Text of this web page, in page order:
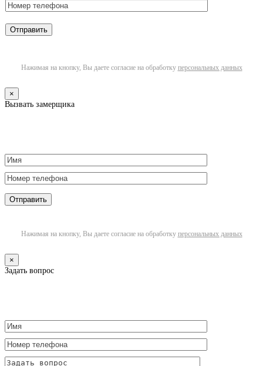
Нажимая на кнопку, Вы даете согласие на обработку персональных данных
×
Вызвать замерщика
Нажимая на кнопку, Вы даете согласие на обработку персональных данных
×
Задать вопрос